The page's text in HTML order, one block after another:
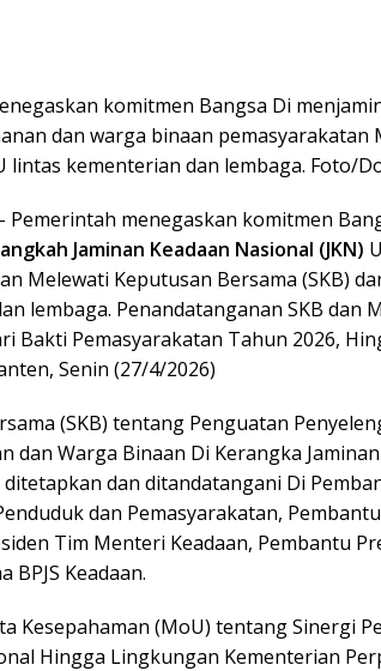
komitmen Bangsa Di
dan warga binaan pemasyarakatan
lintas kementerian dan lembaga. Foto/
Pemerintah menegaskan komitmen
Jaminan Keadaan Nasional (JKN)
Melewati Keputusan Bersama (SKB)
lembaga. Penandatanganan SKB dan
Bakti Pemasyarakatan Tahun 2026,
Senin (27/4/2026)
(SKB) tentang Penguatan
dan Warga Binaan Di Kerangka
dan ditandatangani Di
dan Pemasyarakatan,
Tim Menteri Keadaan, Pembantu
BPJS Keadaan.
Kesepahaman (MoU) tentang Sinergi
Hingga Lingkungan Kementerian